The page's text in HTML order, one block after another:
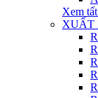
Xem
XUẤT